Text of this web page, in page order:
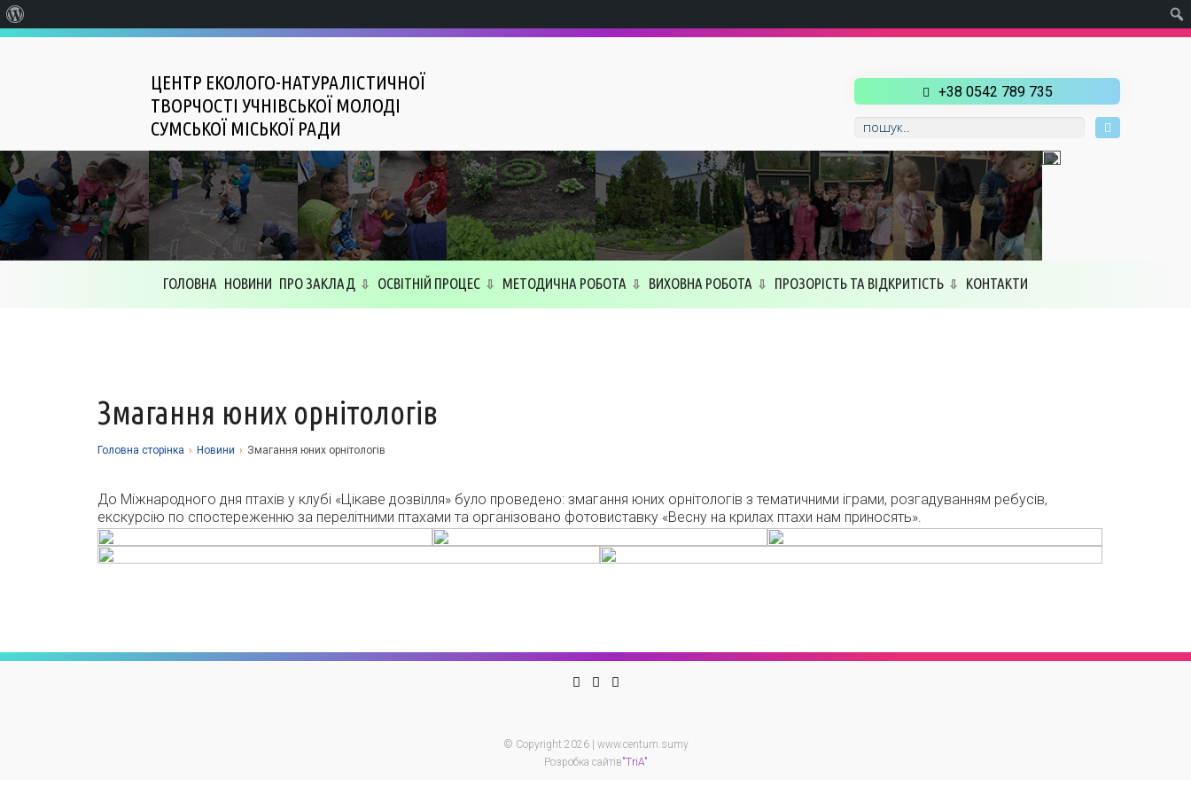
ЦЕНТР ЕКОЛОГО-НАТУРАЛІСТИЧНОЇ
ТВОРЧОСТІ УЧНІВСЬКОЇ МОЛОДІ
СУМСЬКОЇ МІСЬКОЇ РАДИ
+38 0542 789 735
ГОЛОВНА НОВИНИ ПРО ЗАКЛАД ОСВІТНІЙ ПРОЦЕС МЕТОДИЧНА РОБОТА ВИХОВНА РОБОТА ПРОЗОРІСТЬ ТА ВІДКРИТІСТЬ КОНТАКТИ
Змагання юних орнітологів
Головна сторiнка › Новини › Змагання юних орнітологів
До Міжнародного дня птахів у клубі «Цікаве дозвілля» було проведено: змагання юних орнітологів з тематичними іграми, розгадуванням ребусів,
екскурсію по спостереженню за перелітними птахами та організовано фотовиставку «Весну на крилах птахи нам приносять».
© Copyright 2026 | www.centum.sumy
Розробка сайтів"TriA"
WordPress